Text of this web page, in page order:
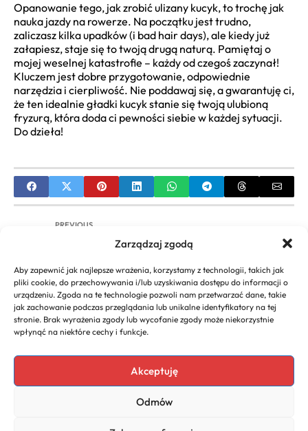
Zarządzaj zgodą
Aby zapewnić jak najlepsze wrażenia, korzystamy z technologii, takich jak
pliki cookie, do przechowywania i/lub uzyskiwania dostępu do informacji o
urządzeniu. Zgoda na te technologie pozwoli nam przetwarzać dane, takie
jak zachowanie podczas przeglądania lub unikalne identyfikatory na tej
stronie. Brak wyrażenia zgody lub wycofanie zgody może niekorzystnie
wpłynąć na niektóre cechy i funkcje.
Akceptuję
Odmów
Opanowanie tego, jak zrobić ulizany kucyk, to trochę jak
nauka jazdy na rowerze. Na początku jest trudno,
zaliczasz kilka upadków (i bad hair days), ale kiedy już
załapiesz, staje się to twoją drugą naturą. Pamiętaj o
mojej weselnej katastrofie – każdy od czegoś zaczynał!
Kluczem jest dobre przygotowanie, odpowiednie
narzędzia i cierpliwość. Nie poddawaj się, a gwarantuję ci,
że ten idealnie gładki kucyk stanie się twoją ulubioną
fryzurą, która doda ci pewności siebie w każdej sytuacji.
Do dzieła!
PREVIOUS
Najmodniejsze Kolory Włosów na Jesień:
NEXT
Modne Fryzury Męskie z Lat 80: Mullet, Jheri Curl i
Inne Ikony Stylu
Copyright 2026. All rights